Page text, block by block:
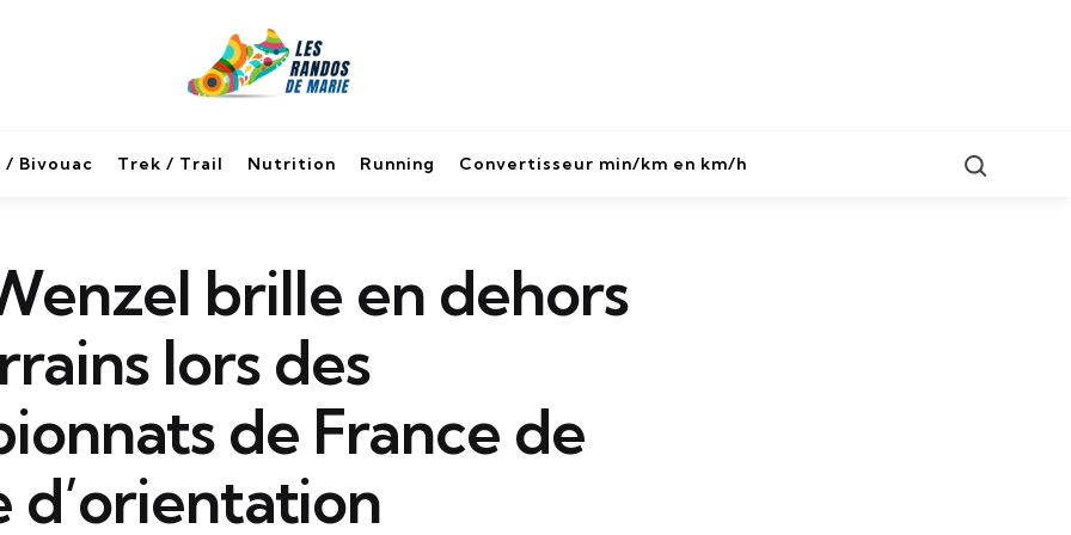
/ Bivouac Trek / Trail Nutrition Running Convertisseur min/km en km/h
brille en dehors
lors des
de France de
d’orientation